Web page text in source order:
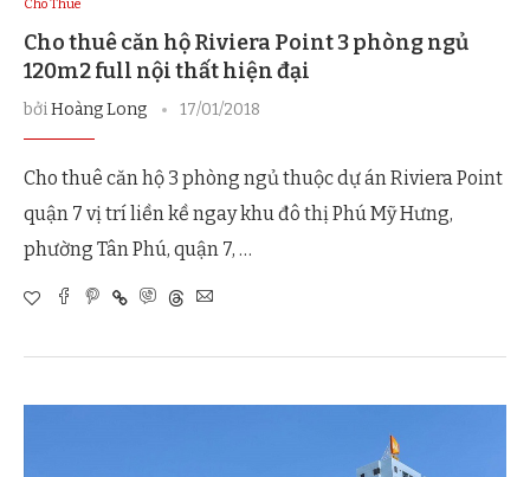
Cho Thuê
Cho thuê căn hộ Riviera Point 3 phòng ngủ
120m2 full nội thất hiện đại
bởiHoàng Long 17/01/2018
Cho thuê căn hộ 3 phòng ngủ thuộc dự án Riviera Point
quận 7 vị trí liền kề ngay khu đô thị Phú Mỹ Hưng,
phường Tân Phú, quận 7, …